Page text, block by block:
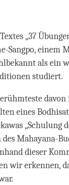
„37
Sangpo, einem
als ein
studiert.
davon
eines
„Schulung
Mahayana-
dieser
wir erkennen,